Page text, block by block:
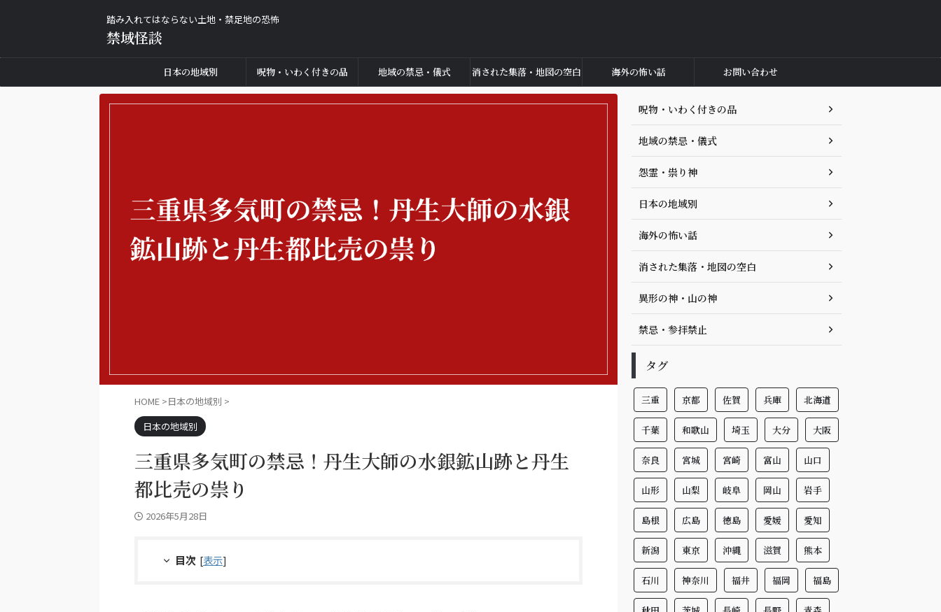
踏み入れてはならない土地・禁足地の恐怖
禁域怪談
日本の地域別 呪物・いわく付きの品 地域の禁忌・儀式 消された集落・地図の空白 海外の怖い話 お問い合わせ
HOME >日本の地域別 >
日本の地域別
三重県多気町の禁忌！丹生大師の水銀鉱山跡と丹生
都比売の祟り
2026年5月28日
目次 [表示]
呪物・いわく付きの品
地域の禁忌・儀式
怨霊・祟り神
日本の地域別
海外の怖い話
消された集落・地図の空白
異形の神・山の神
禁忌・参拝禁止
タグ
三重 京都 佐賀 兵庫 北海道
千葉 和歌山 埼玉 大分 大阪
奈良 宮城 宮崎 富山 山口
山形 山梨 岐阜 岡山 岩手
島根 広島 徳島 愛媛 愛知
新潟 東京 沖縄 滋賀 熊本
石川 神奈川 福井 福岡 福島